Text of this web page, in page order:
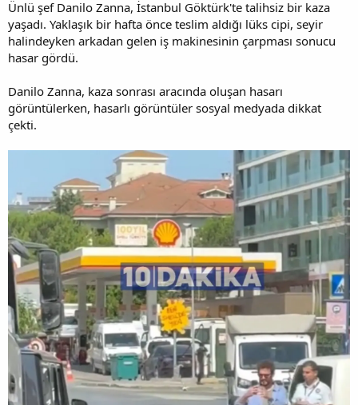
l
a
t
a
a
r
i
h
Ünlü şef Danilo Zanna, İstanbul Göktürk'te talihsiz bir kaza
yaşadı. Yaklaşık bir hafta önce teslim aldığı lüks cipi, seyir
halindeyken arkadan gelen iş makinesinin çarpması sonucu
hasar gördü.
Danilo Zanna, kaza sonrası aracında oluşan hasarı
görüntülerken, hasarlı görüntüler sosyal medyada dikkat
çekti.